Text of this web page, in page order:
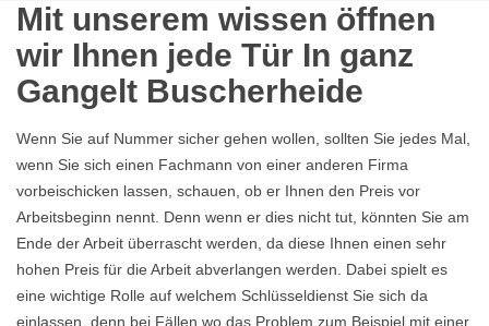
Mit unserem wissen öffnen
wir Ihnen jede Tür In ganz
Gangelt Buscherheide
Wenn Sie auf Nummer sicher gehen wollen, sollten Sie jedes Mal,
wenn Sie sich einen Fachmann von einer anderen Firma
vorbeischicken lassen, schauen, ob er Ihnen den Preis vor
Arbeitsbeginn nennt. Denn wenn er dies nicht tut, könnten Sie am
Ende der Arbeit überrascht werden, da diese Ihnen einen sehr
hohen Preis für die Arbeit abverlangen werden. Dabei spielt es
eine wichtige Rolle auf welchem Schlüsseldienst Sie sich da
einlassen, denn bei Fällen wo das Problem zum Beispiel mit einer